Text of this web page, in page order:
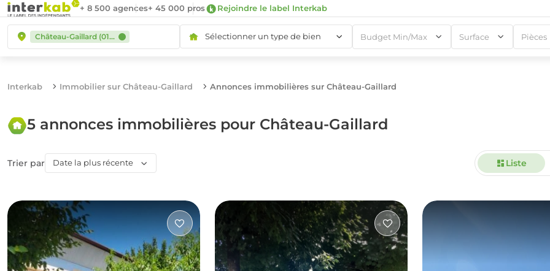
+ 8 500 agences+ 45 000 pros Rejoindre le label Interkab
Château-Gaillard (01500) Sélectionner un type de bien Budget Min/Max Surface Pièces
Interkab Immobilier sur Château-Gaillard Annonces immobilières sur Château-Gaillard
5 annonces immobilières pour Château-Gaillard
Trier par Date la plus récente Liste